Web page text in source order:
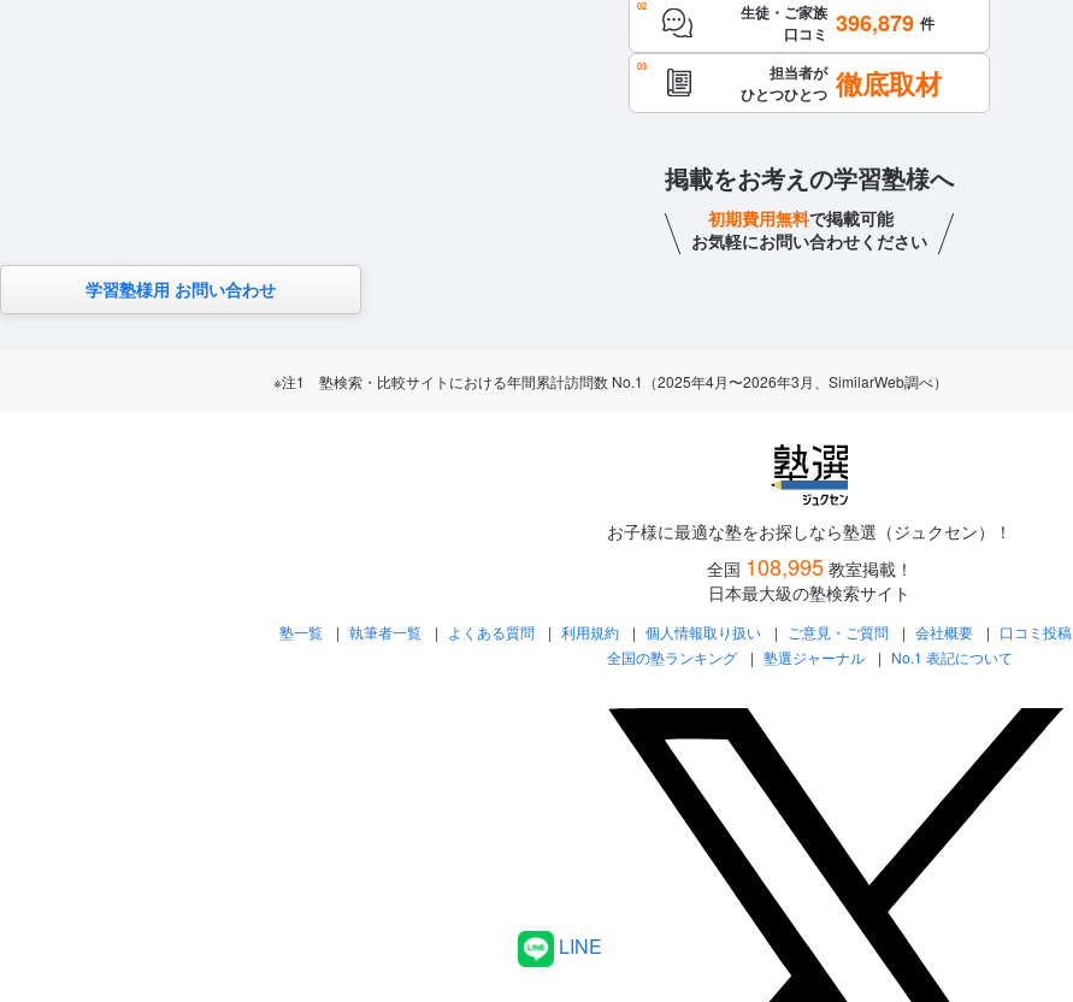
生徒・ご家族
口コミ 396,879 件
担当者が
ひとつひとつ 徹底取材
掲載をお考えの学習塾様へ
初期費用無料で掲載可能
お気軽にお問い合わせください
学習塾様用 お問い合わせ
※注1 塾検索・比較サイトにおける年間累計訪問数 No.1（2025年4月〜2026年3月、SimilarWeb調べ）
お子様に最適な塾をお探しなら塾選（ジュクセン）！
全国 108,995 教室掲載！
日本最大級の塾検索サイト
塾一覧 執筆者一覧 よくある質問 利用規約 個人情報取り扱い ご意見・ご質問 会社概要 口コミ投稿
全国の塾ランキング
塾選ジャーナル No.1 表記について
LINE